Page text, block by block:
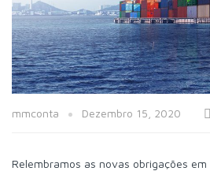
mmconta Dezembro 15, 2020
Relembramos as novas obrigações